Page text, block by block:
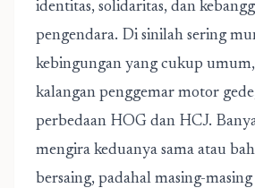
identitas, solidaritas, dan
pengendara. Di sinilah sering
kebingungan yang cukup
kalangan penggemar motor
perbedaan HOG dan HCJ.
mengira keduanya sama atau
bersaing, padahal masing-